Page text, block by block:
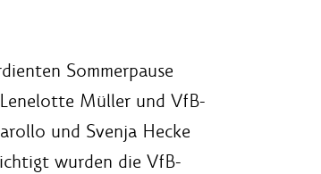
Sommerpause
Müller und VfB-
und Svenja Hecke
wurden die VfB-